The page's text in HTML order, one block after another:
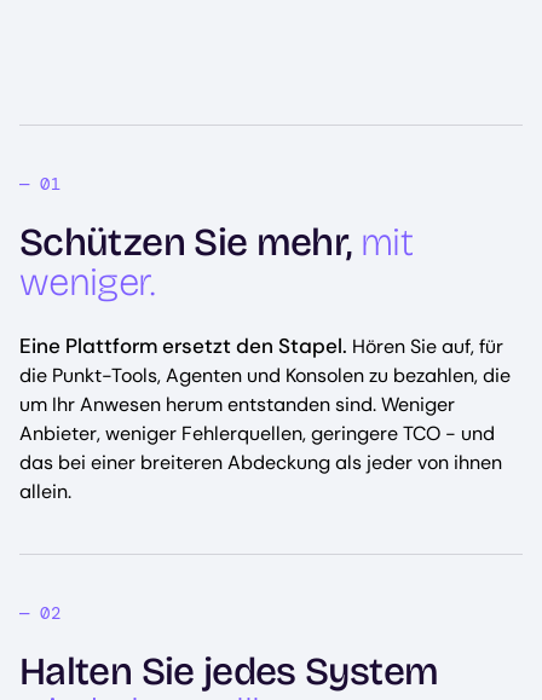
Schützen Sie mehr, mit
weniger.
Eine Plattform ersetzt den Stapel. Hören Sie auf, für
die Punkt-Tools, Agenten und Konsolen zu bezahlen, die
um Ihr Anwesen herum entstanden sind. Weniger
Anbieter, weniger Fehlerquellen, geringere TCO - und
das bei einer breiteren Abdeckung als jeder von ihnen
allein.
Halten Sie jedes System